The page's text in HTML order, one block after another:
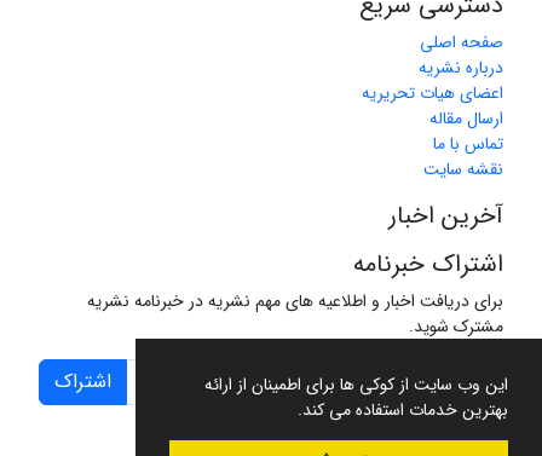
این وب سایت از کوکی ها برای اطمینان از ارائه
بهترین خدمات استفاده می کند.
صفحه اصلی
درباره نشریه
اعضای هیات تحریریه
ارسال مقاله
تماس با ما
نقشه سایت
آخرین اخبار
اشتراک خبرنامه
برای دریافت اخبار و اطلاعیه های مهم نشریه در خبرنامه نشریه
مشترک شوید.
اشتراک